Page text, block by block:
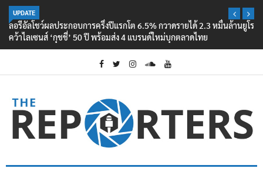
UPDATE
ลอรีอัลโชว์ผลประกอบการครึ่งปีแรกโต 6.5% กวาดรายได้ 2.3 หมื่นล้านยูโร
คว้าไลเซนส์ ‘กุชชี่’ 50 ปี พร้อมส่ง 4 แบรนด์ใหม่บุกตลาดไทย